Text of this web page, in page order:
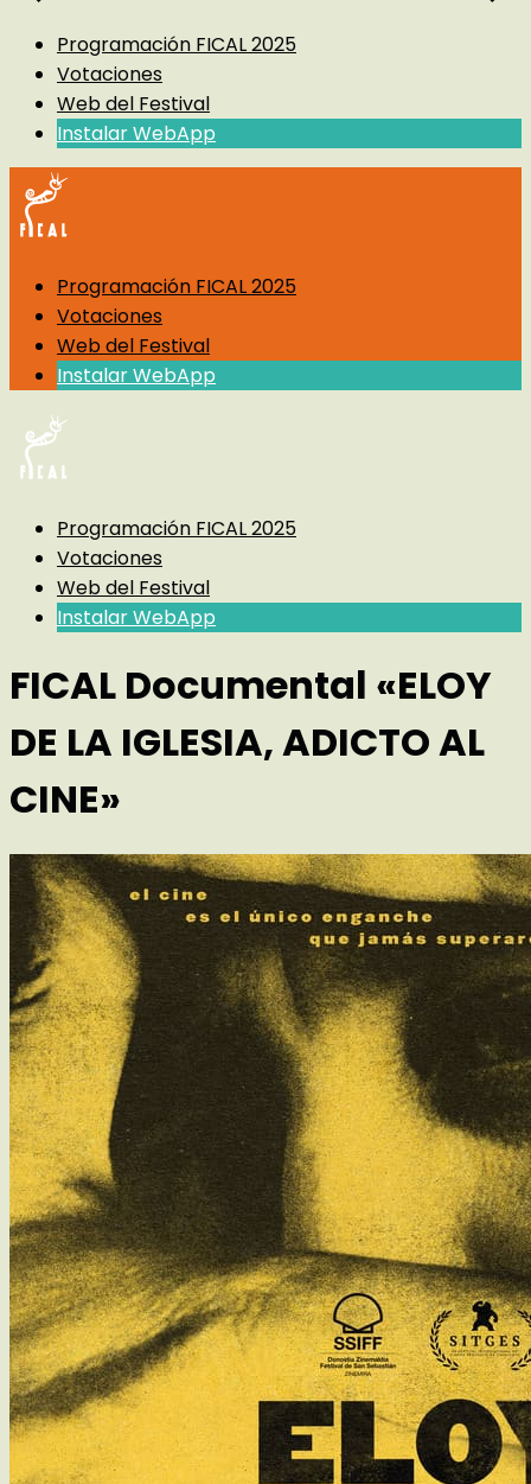
Programación FICAL 2025
Votaciones
Web del Festival
Instalar WebApp
Programación FICAL 2025
Votaciones
Web del Festival
Instalar WebApp
Programación FICAL 2025
Votaciones
Web del Festival
Instalar WebApp
FICAL Documental «ELOY
DE LA IGLESIA, ADICTO AL
CINE»